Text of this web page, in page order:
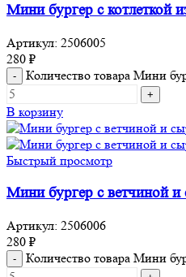
Мини бургер с котлеткой
Артикул: 2506005
280 ₽
Количество товара Мини
В корзину
Быстрый просмотр
Мини бургер с ветчиной
Артикул: 2506006
280 ₽
Количество товара Мини